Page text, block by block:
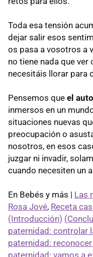
Toda esa tensión
dejar salir esos
os pasa a vosotros a
no tiene nada que
necesitáis llorar para
Pensemos que el
inmersos en un
situaciones nuevas
preocupación o
nosotros, en esos
juzgar ni invadir,
cuando necesiten un
En Bebés y más | Las
Rosa Jové, Receta
(Introducción)
paternidad: controlar
paternidad: reconocer
paternidad: vamos a